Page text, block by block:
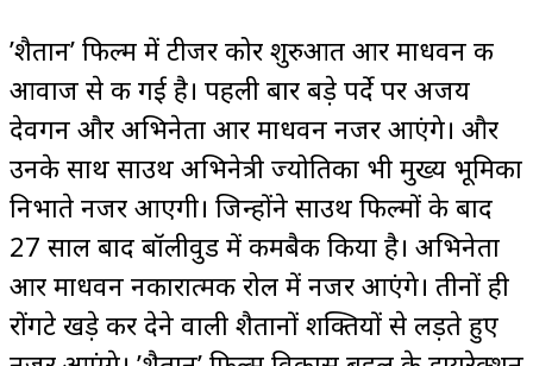
’शैतान’ फिल्म में टीजर कोर शुरुआत आर माधवन की
आवाज से की गई है। पहली बार बड़े पर्दे पर अजय
देवगन और अभिनेता आर माधवन नजर आएंगे। और
उनके साथ साउथ अभिनेत्री ज्योतिका भी मुख्य भूमिका
निभाते नजर आएगी। जिन्होंने साउथ फिल्मों के बाद
27 साल बाद बॉलीवुड में कमबैक किया है। अभिनेता
आर माधवन नकारात्मक रोल में नजर आएंगे। तीनों ही
रोंगटे खड़े कर देने वाली शैतानों शक्तियों से लड़ते हुए